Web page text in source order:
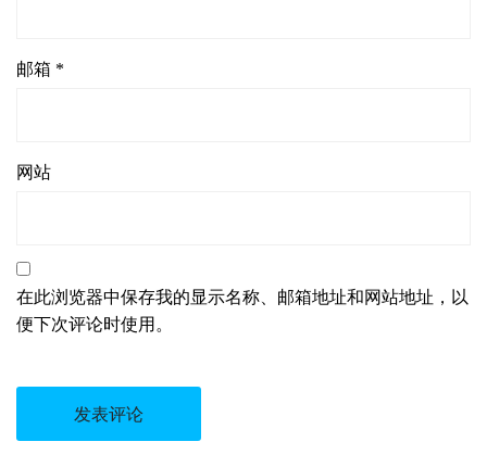
邮箱 *
网站
在此浏览器中保存我的显示名称、邮箱地址和网站地址，以
便下次评论时使用。